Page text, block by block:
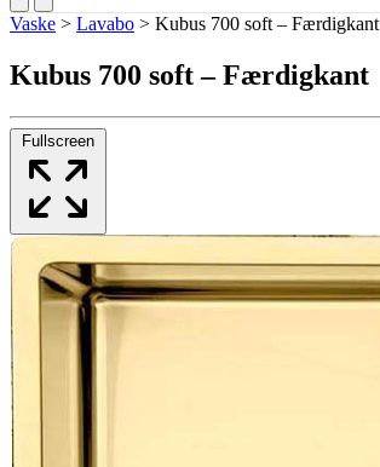
Vaske > Lavabo > Kubus 700 soft – Færdigkant
Kubus 700 soft – Færdigkant
Fullscreen